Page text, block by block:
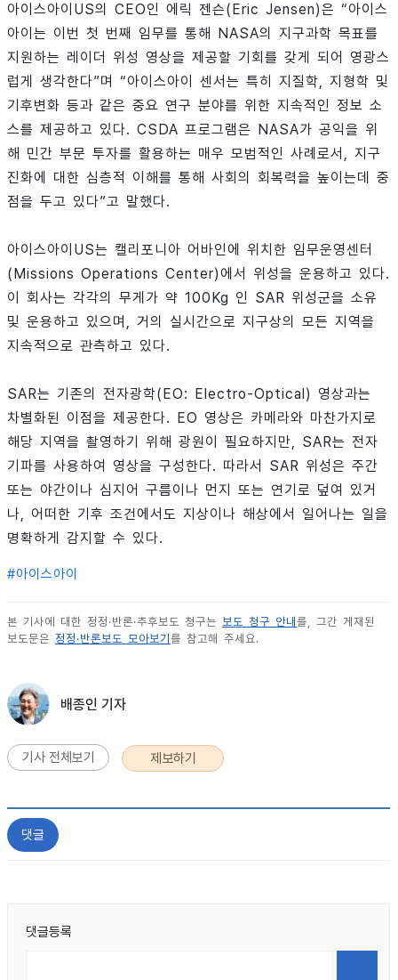
아이스아이US의 CEO인 에릭 젠슨(Eric Jensen)은 “아이스
아이는 이번 첫 번째 임무를 통해 NASA의 지구과학 목표를
지원하는 레이더 위성 영상을 제공할 기회를 갖게 되어 영광스
럽게 생각한다”며 “아이스아이 센서는 특히 지질학, 지형학 및
기후변화 등과 같은 중요 연구 분야를 위한 지속적인 정보 소
스를 제공하고 있다. CSDA 프로그램은 NASA가 공익을 위
해 민간 부문 투자를 활용하는 매우 모범적인 사례로서, 지구
진화에 대한 심층적 이해를 통해 사회의 회복력을 높이는데 중
점을 두고 있다”고 말했다.
아이스아이US는 캘리포니아 어바인에 위치한 임무운영센터
(Missions Operations Center)에서 위성을 운용하고 있다.
이 회사는 각각의 무게가 약 100Kg 인 SAR 위성군을 소유
및 운용하고 있으며, 거의 실시간으로 지구상의 모든 지역을
지속적으로 관측하고 있다.
SAR는 기존의 전자광학(EO: Electro-Optical) 영상과는
차별화된 이점을 제공한다. EO 영상은 카메라와 마찬가지로
해당 지역을 촬영하기 위해 광원이 필요하지만, SAR는 전자
기파를 사용하여 영상을 구성한다. 따라서 SAR 위성은 주간
또는 야간이나 심지어 구름이나 먼지 또는 연기로 덮여 있거
나, 어떠한 기후 조건에서도 지상이나 해상에서 일어나는 일을
명확하게 감지할 수 있다.
#아이스아이
본 기사에 대한 정정·반론·추후보도 청구는 보도 청구 안내 를, 그간 게재된
보도문은 정정·반론보도 모아보기 를 참고해 주세요.
배종인 기자
기사 전체보기 제보하기
댓글
댓글등록